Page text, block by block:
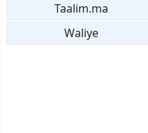
Taalim.ma
Waliye